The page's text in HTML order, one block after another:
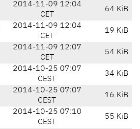
2014-11-09 12:04
CET
64 KiB
2014-11-09 12:04
CET
19 KiB
2014-11-09 12:07
CET
54 KiB
2014-10-25 07:07
CEST
34 KiB
2014-10-25 07:07
CEST
16 KiB
2014-10-25 07:10
CEST
55 KiB